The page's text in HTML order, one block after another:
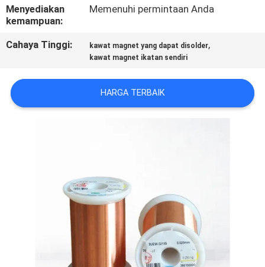
QUOTE
SUATU
SITEMAP
Menyediakan
kemampuan:
Memenuhi permintaan Anda
Cahaya Tinggi: kawat magnet yang dapat disolder,
kawat magnet ikatan sendiri
HARGA TERBAIK